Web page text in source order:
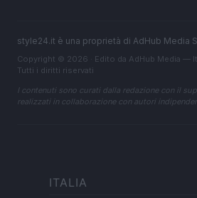
style24.it è una proprietà di AdHub Media
Copyright © 2026 · Edito da AdHub Media —
Tutti i diritti riservati
I contenuti sono curati dalla redazione con il
realizzati in collaborazione con autori
ITALIA